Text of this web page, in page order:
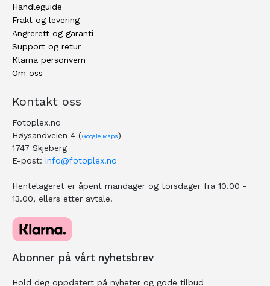
Handleguide
Frakt og levering
Angrerett og garanti
Support og retur
Klarna personvern
Om oss
Kontakt oss
Fotoplex.no
Høysandveien 4 (Google Maps)
1747 Skjeberg
E-post: info@fotoplex.no
Hentelageret er åpent mandager og torsdager fra 10.00 -
13.00, ellers etter avtale.
Abonner på vårt nyhetsbrev
Hold deg oppdatert på nyheter og gode tilbud